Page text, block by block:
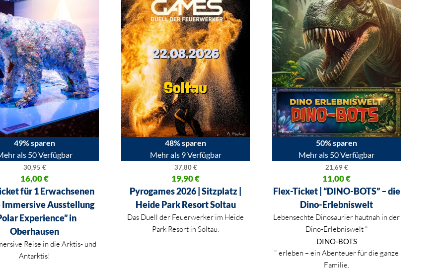
49% sparen
als 50 Verfügbar
30,95€
Preis war: 30,95 €
16,00€
Preis ist: 16,00 €.
für 1 Erwachsenen
Immersive Ausstellung
Experience” in
Oberhausen
Reise in die Arktis- und
Antarktis!
48% sparen
Mehr als 9 Verfügbar
37,80€
Ursprünglicher Preis war: 37,80 €
19,90€
Aktueller Preis ist: 19,90 €.
Pyrogames 2026 | Sitzplatz |
Heide Park Resort Soltau
Das Duell der Feuerwerker im Heide
Park Resort in Soltau.
50% sparen
Mehr als 50 Verfügbar
21,69€
Ursprünglicher Preis war: 21,69 €
11,00€
Aktueller Preis ist: 11,00 €.
Flex-Ticket | “DINO-BOTS” – die
Dino-Erlebniswelt
Lebensechte Dinosaurier hautnah in der
Dino-Erlebniswelt "
DINO-BOTS
" erleben – ein Abenteuer für die ganze
Familie.